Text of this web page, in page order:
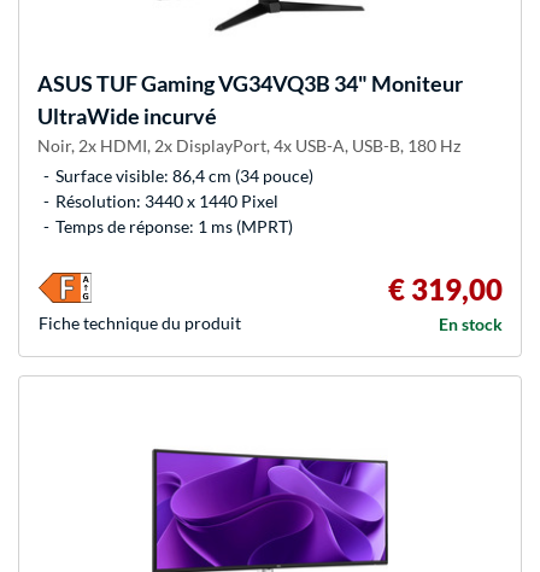
ASUSTUF Gaming VG34VQ3B 34" Moniteur
UltraWide incurvé
Noir, 2x HDMI, 2x DisplayPort, 4x USB-A, USB-B, 180 Hz
Surface visible: 86,4 cm (34 pouce)
Résolution: 3440 x 1440 Pixel
Temps de réponse: 1 ms (MPRT)
€ 319,00
En stock
Fiche technique du produit